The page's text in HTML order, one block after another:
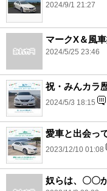
2024/9/1 21:27
マークX＆風
2024/5/25 23:46
祝・みんカラ
2024/5/3 18:15
愛車と出会っ
2023/12/10 01:08
奴らは、〇〇